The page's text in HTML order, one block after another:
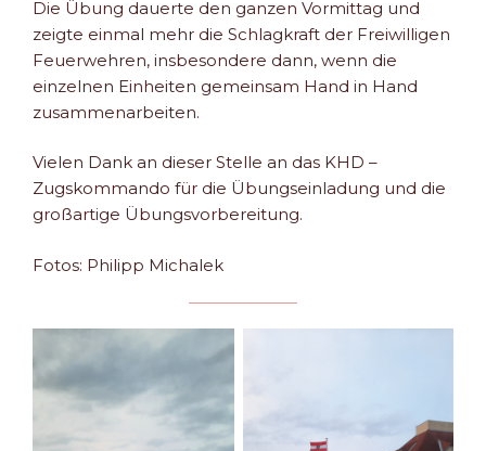
Die Übung dauerte den ganzen Vormittag und
zeigte einmal mehr die Schlagkraft der Freiwilligen
Feuerwehren, insbesondere dann, wenn die
einzelnen Einheiten gemeinsam Hand in Hand
zusammenarbeiten.
Vielen Dank an dieser Stelle an das KHD –
Zugskommando für die Übungseinladung und die
großartige Übungsvorbereitung.
Fotos: Philipp Michalek